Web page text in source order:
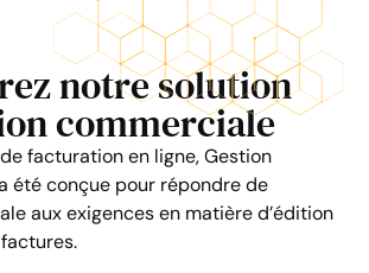
notre solution
commerciale
facturation en ligne, Gestion
été conçue pour répondre de
aux exigences en matière d’édition